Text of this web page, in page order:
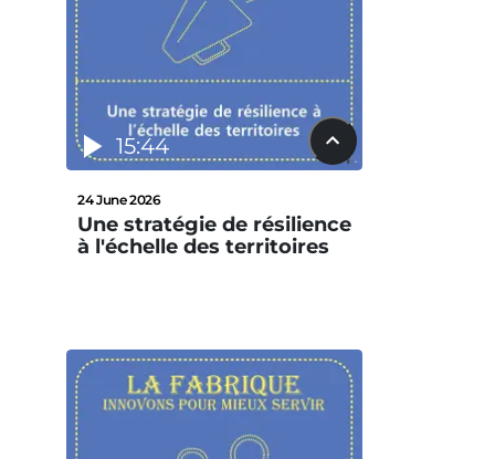
15:44
24 June 2026
Une stratégie de résilience
à l'échelle des territoires